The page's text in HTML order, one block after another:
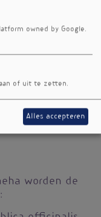
Kledaka
worden
worden de
owned by Google.
of uit te zetten.
Alles accepteren